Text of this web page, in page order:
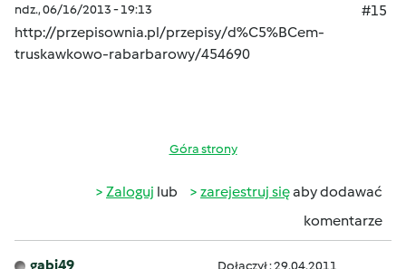
ndz., 06/16/2013 - 19:13
#15
http://przepisownia.pl/przepisy/d%C5%BCem-
truskawkowo-rabarbarowy/454690
Góra strony
Zaloguj lub zarejestruj sięaby dodawać
komentarze
gabi49 Dołączył : 29.04.2011